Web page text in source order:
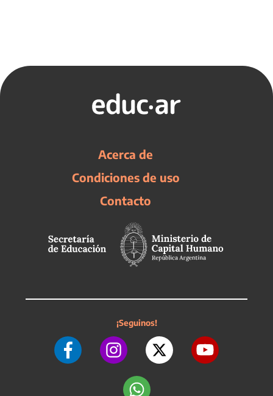
Acerca de
Condiciones de uso
Contacto
¡Seguinos!